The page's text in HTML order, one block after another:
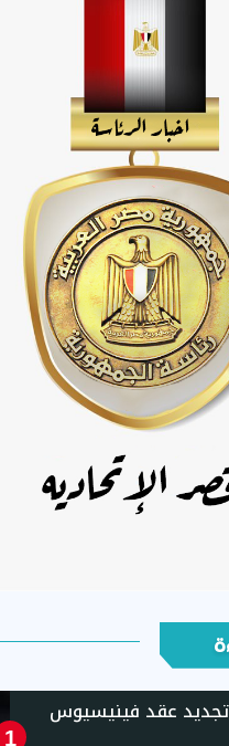
1
تجديد عقد فينيسيوس